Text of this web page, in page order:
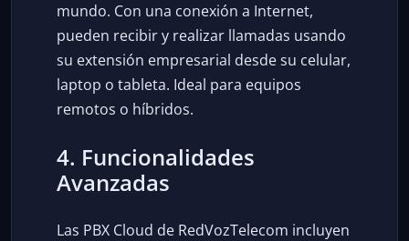
mundo. Con una conexión a Internet,
pueden recibir y realizar llamadas usando
su extensión empresarial desde su celular,
laptop o tableta. Ideal para equipos
remotos o híbridos.
4. Funcionalidades
Avanzadas
Las PBX Cloud de RedVozTelecom incluyen